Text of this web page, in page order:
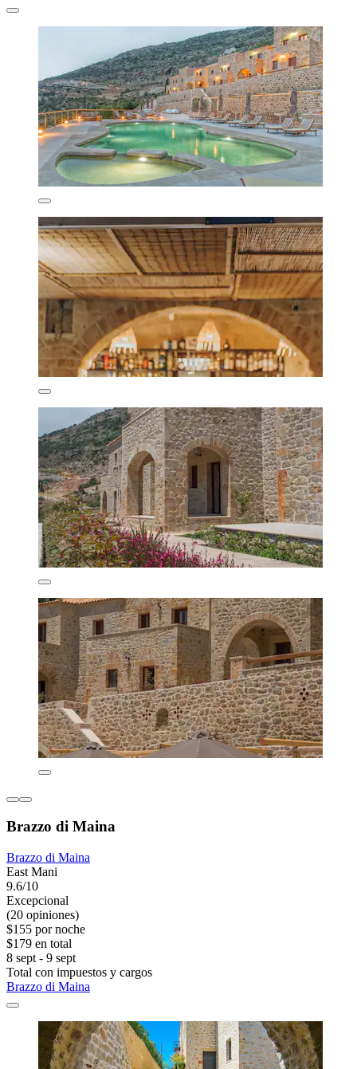
Brazzo di Maina
Brazzo di Maina
East Mani
9.6/10
Excepcional
(20 opiniones)
$155 por noche
$179 en total
8 sept - 9 sept
Total con impuestos y cargos
Brazzo di Maina